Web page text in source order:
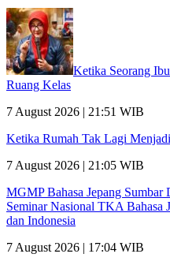
Ketika Seorang
Ruang Kelas
7 August 2026 | 21:51 WIB
Ketika Rumah Tak Lagi
7 August 2026 | 21:05 WIB
MGMP Bahasa Jepang Sumbar
Seminar Nasional TKA Bahasa
dan Indonesia
7 August 2026 | 17:04 WIB